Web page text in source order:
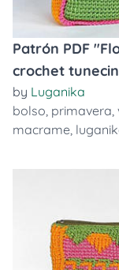
Patrón PDF
crochet
by Luganika
bolso, primavera,
macrame,